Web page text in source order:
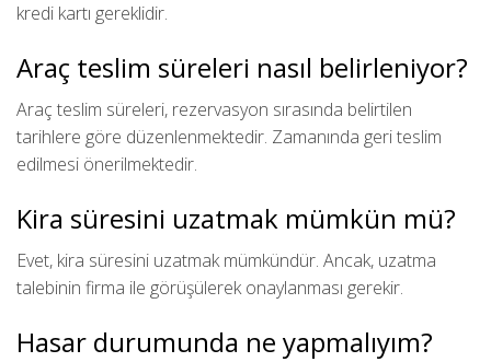
kredi kartı gereklidir.
Araç teslim süreleri nasıl belirleniyor?
Araç teslim süreleri, rezervasyon sırasında belirtilen
tarihlere göre düzenlenmektedir. Zamanında geri teslim
edilmesi önerilmektedir.
Kira süresini uzatmak mümkün mü?
Evet, kira süresini uzatmak mümkündür. Ancak, uzatma
talebinin firma ile görüşülerek onaylanması gerekir.
Hasar durumunda ne yapmalıyım?